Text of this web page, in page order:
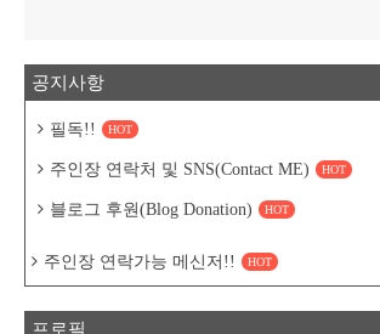
공지사항
필독!! HOT
주인장 연락처 및 SNS(Contact ME) HOT
블로그 후원(Blog Donation) HOT
주인장 연락가능 메신저!! HOT
프로필